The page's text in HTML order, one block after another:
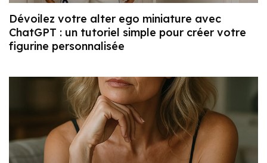
Dévoilez votre alter ego miniature avec
ChatGPT : un tutoriel simple pour créer votre
figurine personnalisée